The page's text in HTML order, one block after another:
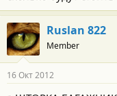
Ruslan 822
Member
16 Окт 2012